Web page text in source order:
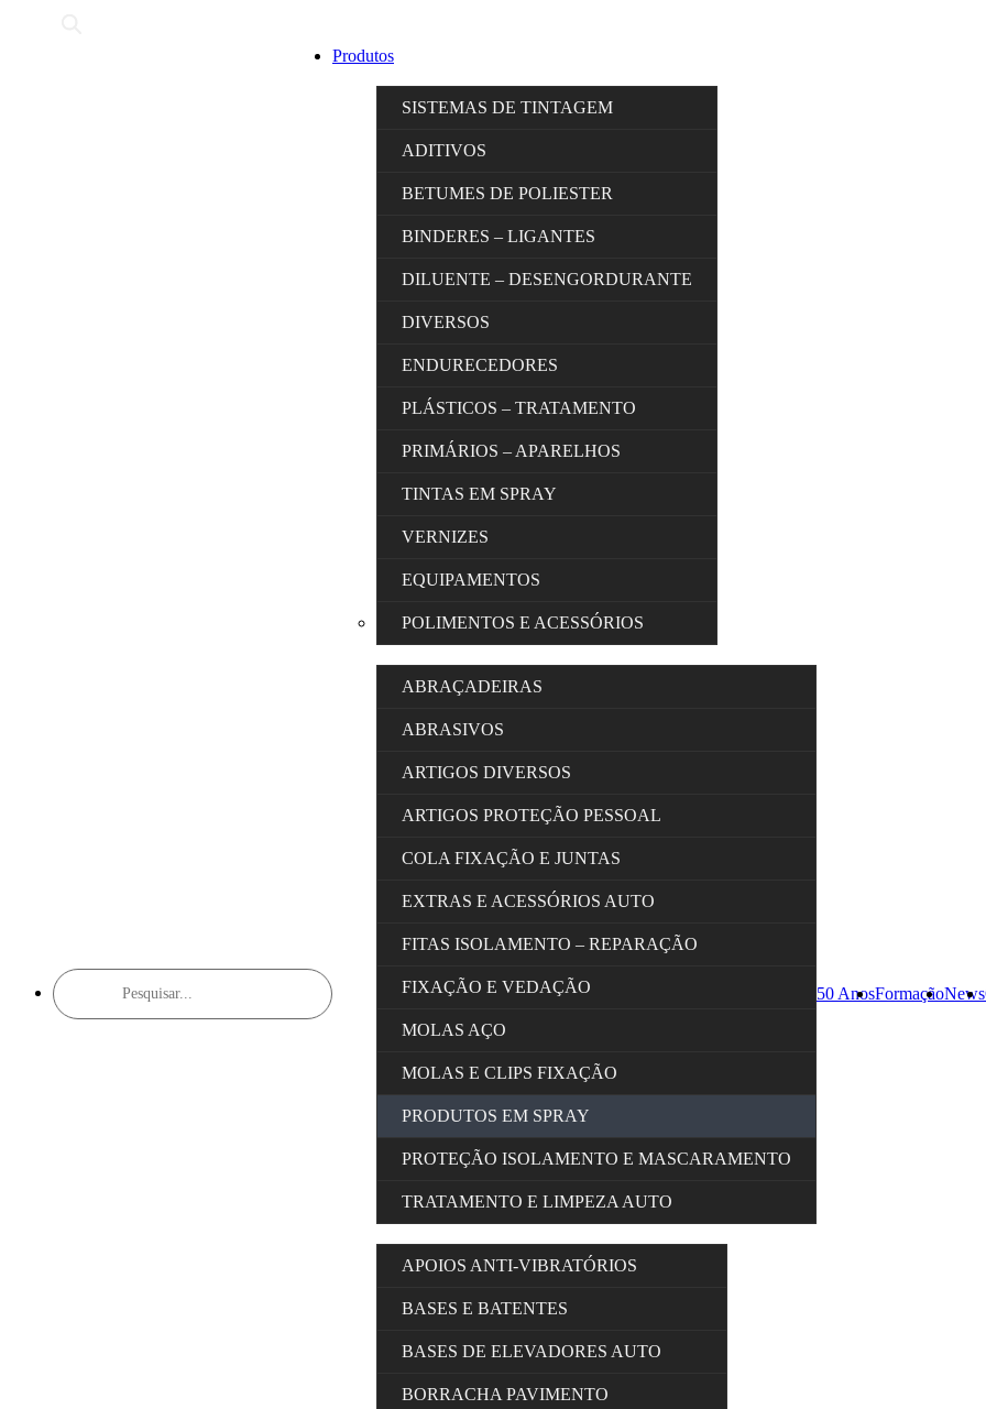
Products
search
Produtos
SISTEMAS DE TINTAGEM
ADITIVOS
BETUMES DE POLIESTER
BINDERES – LIGANTES
DILUENTE – DESENGORDURANTE
DIVERSOS
ENDURECEDORES
PLÁSTICOS – TRATAMENTO
PRIMÁRIOS – APARELHOS
TINTAS EM SPRAY
VERNIZES
EQUIPAMENTOS
POLIMENTOS E ACESSÓRIOS
ABRAÇADEIRAS
ABRASIVOS
ARTIGOS DIVERSOS
ARTIGOS PROTEÇÃO PESSOAL
COLA FIXAÇÃO E JUNTAS
EXTRAS E ACESSÓRIOS AUTO
FITAS ISOLAMENTO – REPARAÇÃO
FIXAÇÃO E VEDAÇÃO
MOLAS AÇO
MOLAS E CLIPS FIXAÇÃO
PRODUTOS EM SPRAY
PROTEÇÃO ISOLAMENTO E MASCARAMENTO
TRATAMENTO E LIMPEZA AUTO
APOIOS ANTI-VIBRATÓRIOS
BASES E BATENTES
BASES DE ELEVADORES AUTO
BORRACHA PAVIMENTO
50 AnosFormaçãoNews